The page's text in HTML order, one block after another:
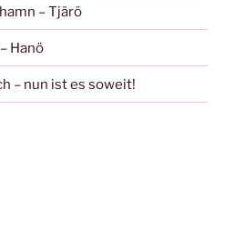
– Tjärö
Hanö
– nun ist es soweit!